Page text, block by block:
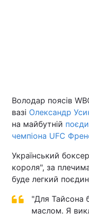
Головна
Україна
Економіка
Спорт
Техно і зв'язок
Володар поясів
вазі Олександр
на майбутній
чемпіона UFC
Український
короля", за
буде легкий
"Для Тайсона
маслом. Я